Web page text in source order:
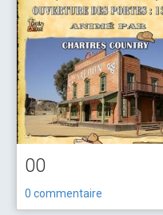
00
0 commentaire